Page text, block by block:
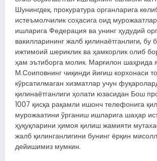
Шунингдек, прокуратура органларига
истеъмолчилик соҳасига оид
ишларига Федерация ва унинг ҳудудий
вакилларининг жалб қилинаётганлиги, бу
ижтимоий шериклик ва ҳамкорлик олиб
ҳам эътиборга молик. Марғилон шаҳрида
М.Соиповнинг чиқинди йиғиш корхонаси
кўрсатилмаган хизматлар учун
қилинаётганлиги ҳолати юзасидан Бош
1007 қисқа рақамли ишонч телефонига
мурожаатини ўрганиш ишларига шаҳар
ҳуқуқларини ҳимоя қилиш жамияти
жалб қилинганлигини бунинг ёрқин
дейишимиз мумкин.